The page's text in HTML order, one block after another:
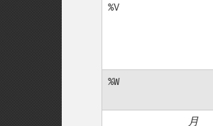
%V
%W
月